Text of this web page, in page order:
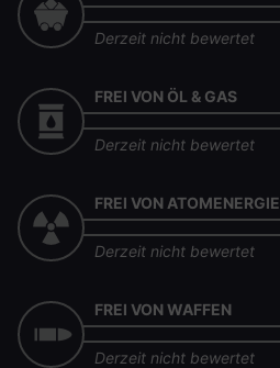
Derzeit nicht bewertet
FREI VON ÖL & GAS
Derzeit nicht bewertet
FREI VON ATOMENERGIE
Derzeit nicht bewertet
FREI VON WAFFEN
Derzeit nicht bewertet